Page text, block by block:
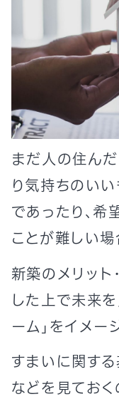
まだ人の住んだ
り気持ちのい
であったり、
ことが難しい場
新築のメリット
した上で未来
ーム」をイメー
すまいに関す
などを見てお